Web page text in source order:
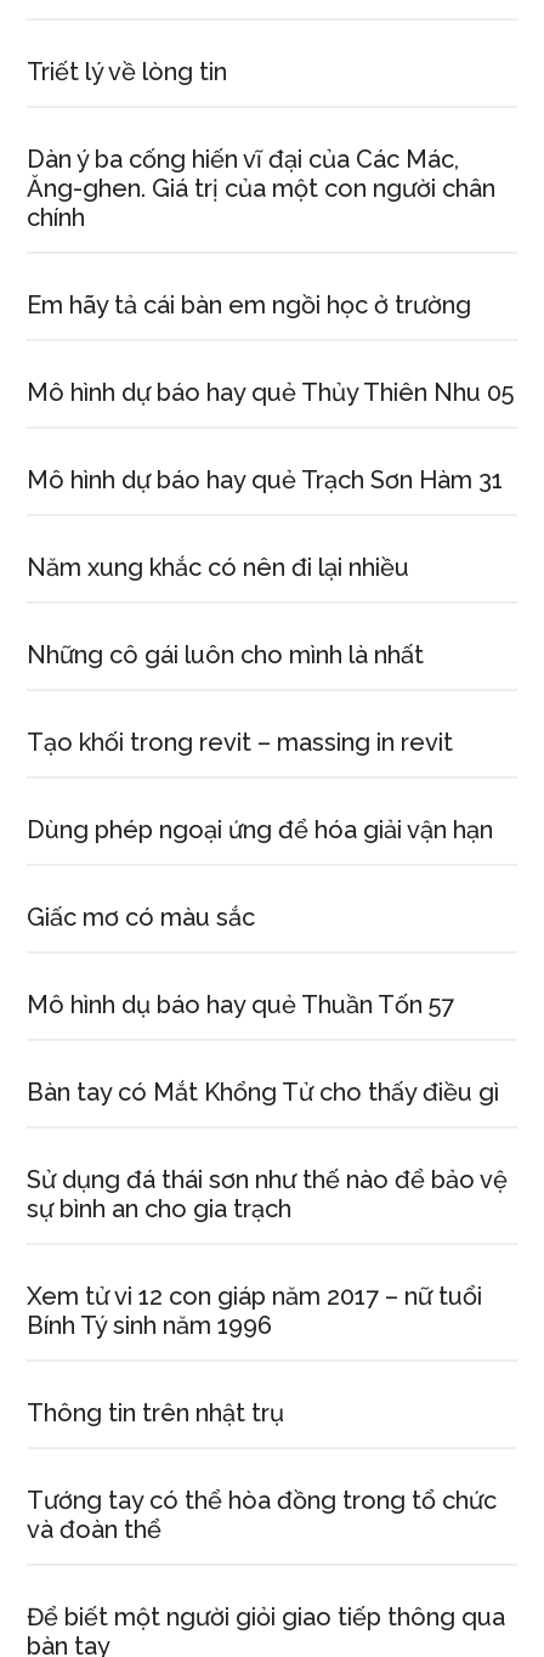
Triết lý về lòng tin
Dàn ý ba cống hiến vĩ đại của Các Mác,
Ăng-ghen. Giá trị của một con người chân
chính
Em hãy tả cái bàn em ngồi học ở trường
Mô hình dự báo hay quẻ Thủy Thiên Nhu 05
Mô hình dự báo hay quẻ Trạch Sơn Hàm 31
Năm xung khắc có nên đi lại nhiều
Những cô gái luôn cho mình là nhất
Tạo khối trong revit – massing in revit
Dùng phép ngoại ứng để hóa giải vận hạn
Giấc mơ có màu sắc
Mô hình dụ báo hay quẻ Thuần Tốn 57
Bàn tay có Mắt Khổng Tử cho thấy điều gì
Sử dụng đá thái sơn như thế nào để bảo vệ
sự bình an cho gia trạch
Xem tử vi 12 con giáp năm 2017 – nữ tuổi
Bính Tý sinh năm 1996
Thông tin trên nhật trụ
Tướng tay có thể hòa đồng trong tổ chức
và đoàn thể
Để biết một người giỏi giao tiếp thông qua
bàn tay